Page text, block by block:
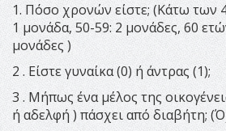
1. Πόσο χρονών είστε; (Κάτω των
1 μονάδα, 50-59: 2 μονάδες, 60
μονάδες )
2 . Είστε γυναίκα (0) ή άντρας (1);
3 . Μήπως ένα μέλος της
ή αδελφή ) πάσχει από διαβήτη;